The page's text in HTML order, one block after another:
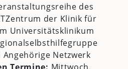
des
der Klinik für
Universitätsklinikum
Netzwerk